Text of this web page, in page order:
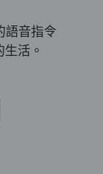
語音指令
活。